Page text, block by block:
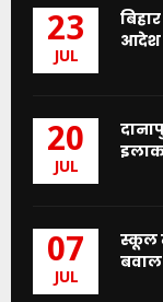
23
JUL
आदेश
20
JUL
07
JUL
स्कूल
बवाल